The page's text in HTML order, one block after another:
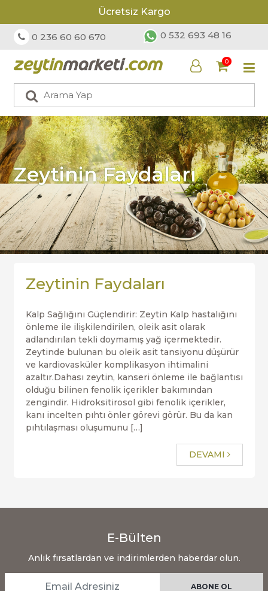
Ücretsiz Kargo
0 236 60 60 670 0 532 693 48 16
0
Zeytinin Faydaları
Zeytinin Faydaları
Kalp Sağlığını Güçlendirir: Zeytin Kalp hastalığını
önleme ile ilişkilendirilen, oleik asit olarak
adlandırılan tekli doymamış yağ içermektedir.
Zeytinde bulunan bu oleik asit tansiyonu düşürür
ve kardiovasküler komplikasyon ihtimalini
azaltır.Dahası zeytin, kanseri önleme ile bağlantısı
olduğu bilinen fenolik içerikler bakımından
zengindir. Hidroksitirosol gibi fenolik içerikler,
kanı incelten pıhtı önler görevi görür. Bu da kan
pıhtılaşması oluşumunu […]
DEVAMI
E-Bülten
Anlık fırsatlardan ve indirimlerden haberdar olun.